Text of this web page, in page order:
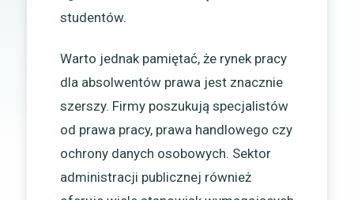
studentów.
Warto jednak pamiętać, że rynek pracy
dla absolwentów prawa jest znacznie
szerszy. Firmy poszukują specjalistów
od prawa pracy, prawa handlowego czy
ochrony danych osobowych. Sektor
administracji publicznej również